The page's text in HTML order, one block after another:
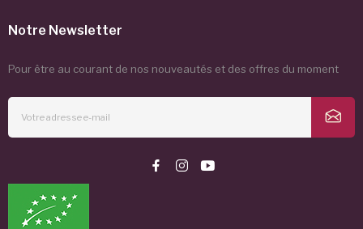
Notre Newsletter
Pour être au courant de nos nouveautés et des offres du moment